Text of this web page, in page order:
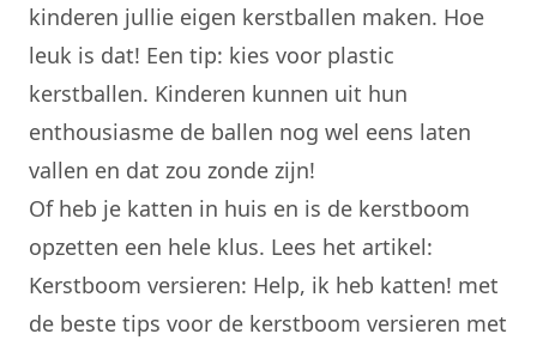
kinderen jullie eigen kerstballen maken. Hoe
leuk is dat! Een tip: kies voor plastic
kerstballen. Kinderen kunnen uit hun
enthousiasme de ballen nog wel eens laten
vallen en dat zou zonde zijn!
Of heb je katten in huis en is de kerstboom
opzetten een hele klus. Lees het artikel:
Kerstboom versieren: Help, ik heb katten! met
de beste tips voor de kerstboom versieren met